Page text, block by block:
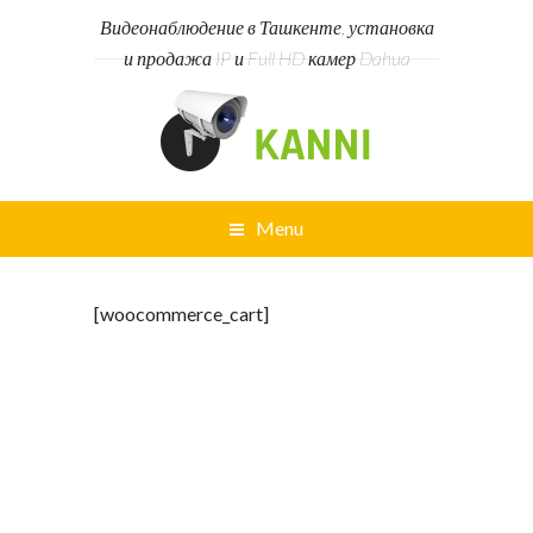
Видеонаблюдение в Ташкенте, установка
и продажа IP и Full HD камер Dahua
Menu
[woocommerce_cart]